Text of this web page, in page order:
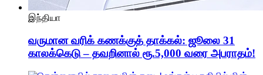
இந்தியா
வருமான வரிக் கணக்குத் தாக்கல்: ஜூலை 31
காலக்கெடு – தவறினால் ரூ.5,000 வரை அபராதம்!